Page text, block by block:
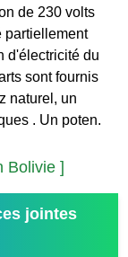
de 230 volts
partiellement
d'électricité du
sont fournis
naturel, un
. Un poten.
Bolivie ]
jointes